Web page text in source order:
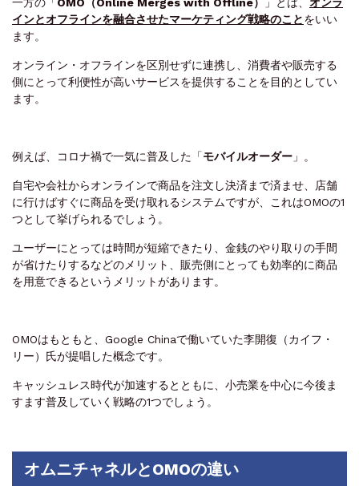
インとオフラインを融合させたマーケティング戦略のことをいい
ます。
オンライン・オフラインを区別せずに連携し、消費者や販売する
側にとって利便性が高いサービスを提供することを目的としてい
ます。
例えば、コロナ禍で一気に普及した「モバイルオーダー 」。
自宅や会社からオンラインで商品を注文し決済まで済ませ、店舗
に行けばすぐに商品を受け取れるシステムですが、これはOMOの1
つとして挙げられるでしょう。
ユーザーにとっては時間が短縮できたり、金銭のやり取りの手間
が省けたりするなどのメリット、販売側にとっても効率的に商品
を用意できるというメリットがあります。
OMOはもともと、Google Chinaで働いていた李開復（カイフ・
リー）氏が提唱した概念です。
キャッシュレス時代が加速するとともに、小売業を中心に今後ま
すます普及していく戦略の1つでしょう。
オムニチャネルとOMOの違い